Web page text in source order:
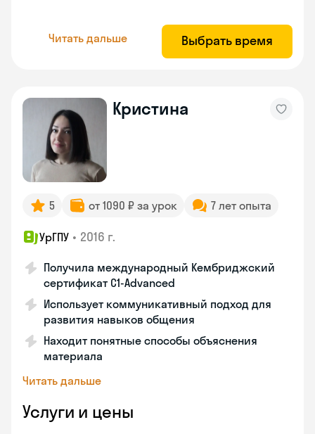
Читать дальше Выбрать время
Кристина
5 от 1090 ₽ за урок 7 лет опыта
УрГПУ • 2016 г.
Получила международный Кембриджский
сертификат С1-Advanced
Использует коммуникативный подход для
развития навыков общения
Находит понятные способы объяснения
материала
Читать дальше
Услуги и цены